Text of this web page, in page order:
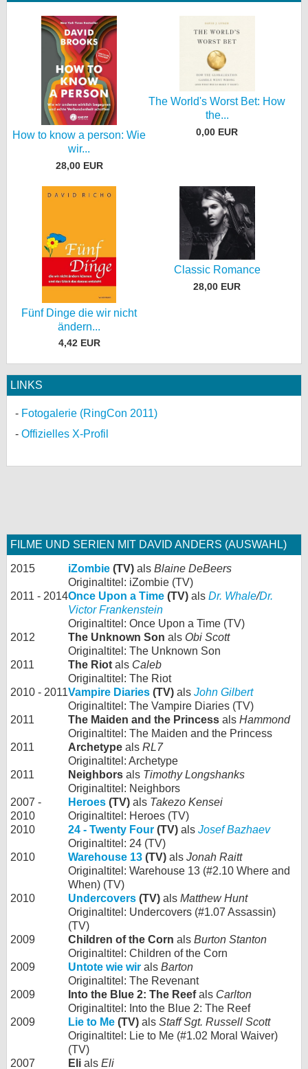
How to know a person: Wie
wir...
28,00 EUR
The World's Worst Bet: How
the...
0,00 EUR
Fünf Dinge die wir nicht
ändern...
4,42 EUR
Classic Romance
28,00 EUR
LINKS
Fotogalerie (RingCon 2011)
Offizielles X-Profil
FILME UND SERIEN MIT DAVID ANDERS (AUSWAHL)
2015 iZombie (TV) als Blaine DeBeers
Originaltitel: iZombie (TV)
2011 - 2014Once Upon a Time (TV) als Dr. Whale/Dr.
Victor Frankenstein
Originaltitel: Once Upon a Time (TV)
2012
The Unknown Son als Obi Scott
Originaltitel: The Unknown Son
2011
The Riot als Caleb
Originaltitel: The Riot
2010 - 2011Vampire Diaries (TV) als John Gilbert
Originaltitel: The Vampire Diaries (TV)
2011
The Maiden and the Princess als Hammond
Originaltitel: The Maiden and the Princess
2011
Archetype als RL7
Originaltitel: Archetype
2011
Neighbors als Timothy Longshanks
Originaltitel: Neighbors
2007 -
2010
Heroes (TV) als Takezo Kensei
Originaltitel: Heroes (TV)
2010
24 - Twenty Four (TV) als Josef Bazhaev
Originaltitel: 24 (TV)
2010
Warehouse 13 (TV) als Jonah Raitt
Originaltitel: Warehouse 13 (#2.10 Where and
When) (TV)
2010
Undercovers (TV) als Matthew Hunt
Originaltitel: Undercovers (#1.07 Assassin)
(TV)
2009
Children of the Corn als Burton Stanton
Originaltitel: Children of the Corn
2009
Untote wie wir als Barton
Originaltitel: The Revenant
2009
Into the Blue 2: The Reefals Carlton
Originaltitel: Into the Blue 2: The Reef
2009
Lie to Me (TV) als Staff Sgt. Russell Scott
Originaltitel: Lie to Me (#1.02 Moral Waiver)
(TV)
2007
Eli als Eli